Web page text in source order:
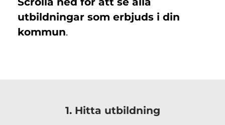
t
utbildningar som erbjuds i din
kommun.
1. Hitta utbildning